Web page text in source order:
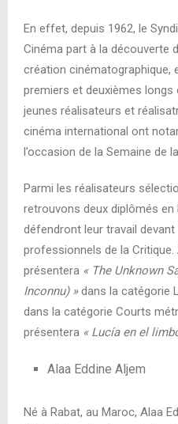
En effet, depuis 1962, le
Cinéma part à la découverte
création cinématographique,
premiers et deuxièmes
jeunes réalisateurs et
cinéma international ont
l’occasion de la Semaine de
Parmi les réalisateurs
retrouvons deux diplômés en
défendront leur travail
professionnels de la Critique.
présentera « The Unknown
Inconnu) »dans la catégorie
dans la catégorie Courts
présentera « Lucía en el
Alaa Eddine Aljem
Né à Rabat, au Maroc, Alaa